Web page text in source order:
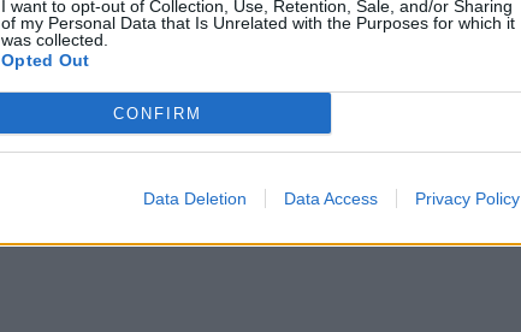
I want to opt-out of Collection, Use, Retention, Sale, and/or Sharing
of my Personal Data that Is Unrelated with the Purposes for which it
was collected.
Opted Out
CONFIRM
Data Deletion Data Access Privacy Policy